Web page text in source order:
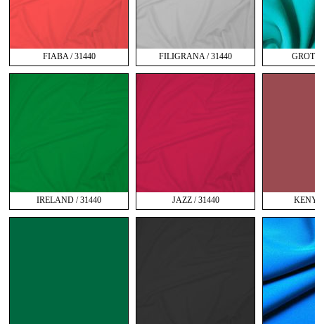
FIABA / 31440 FILIGRANA / 31440
IRELAND / 31440 JAZZ / 31440